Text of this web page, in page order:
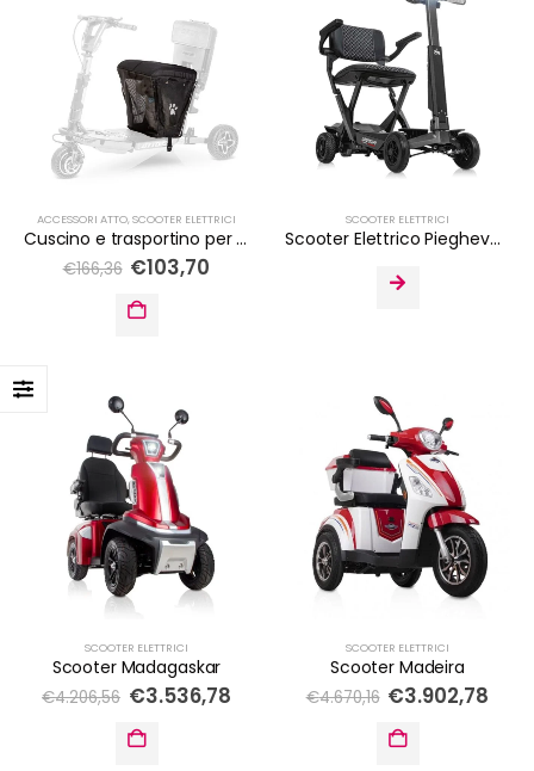
ACCESSORI ATTO, SCOOTER ELETTRICI
Cuscino e trasportino per animali domestici ATTO Sport
€166,36 €103,70
SCOOTER ELETTRICI
Scooter Elettrico Pieghevole Lanzarote
SCOOTER ELETTRICI
Scooter Madagaskar
€4.206,56 €3.536,78
SCOOTER ELETTRICI
Scooter Madeira
€4.670,16 €3.902,78